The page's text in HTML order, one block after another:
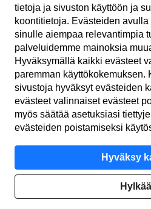
FI
tietoja ja sivuston käyttöön ja
koonti­tietoja. Evästeiden
sinulle aiempaa relevantimpia
palveluidemme mainoksia
Hyväksymällä kaikki evästeet
paremman käyttö­kokemuksen.
sivustoja hyväksyt evästeiden
evästeet valinnaiset evästeet
myös säätää asetuksiasi
evästeiden poistamiseksi
Hyväksy
Hylkää